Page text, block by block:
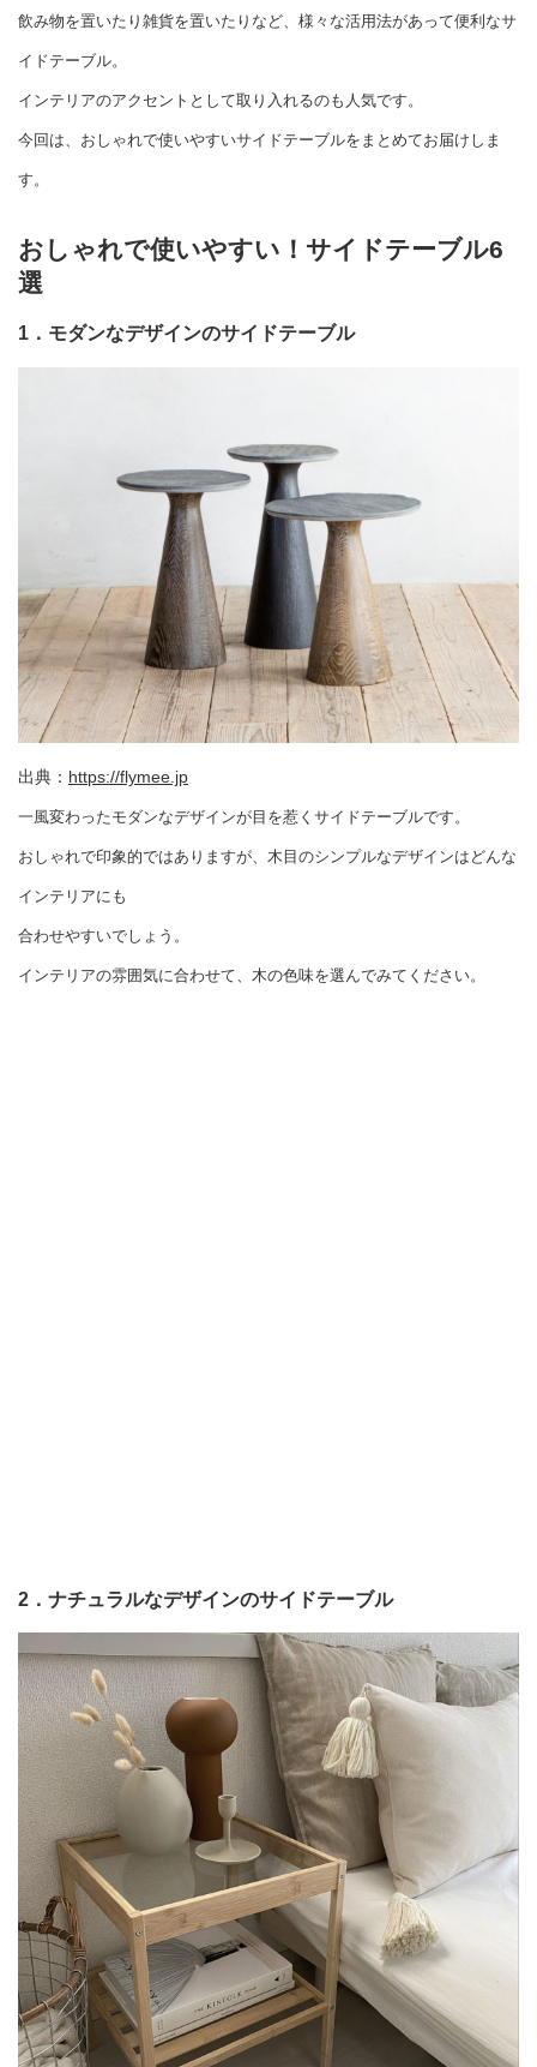
飲み物を置いたり雑貨を置いたりなど、様々な活用法があって便利なサ
イドテーブル。
インテリアのアクセントとして取り入れるのも人気です。
今回は、おしゃれで使いやすいサイドテーブルをまとめてお届けしま
す。
おしゃれで使いやすい！サイドテーブル6
選
1．モダンなデザインのサイドテーブル
出典： https://flymee.jp
一風変わったモダンなデザインが目を惹くサイドテーブルです。
おしゃれで印象的ではありますが、木目のシンプルなデザインはどんな
インテリアにも
合わせやすいでしょう。
インテリアの雰囲気に合わせて、木の色味を選んでみてください。
2．ナチュラルなデザインのサイドテーブル